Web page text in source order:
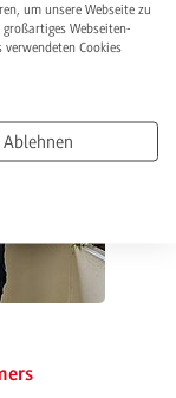
um unsere Webseite zu
Webseiten-
Cookies
Ablehnen